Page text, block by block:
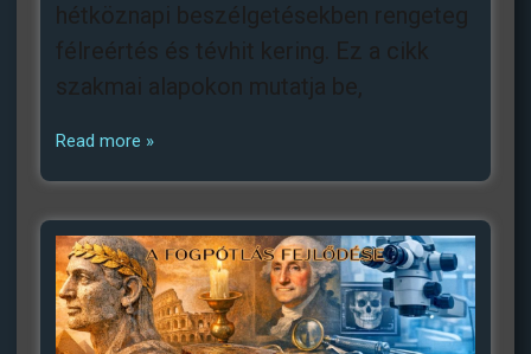
hétköznapi beszélgetésekben rengeteg
félreértés és tévhit kering. Ez a cikk
szakmai alapokon mutatja be,
Read more »